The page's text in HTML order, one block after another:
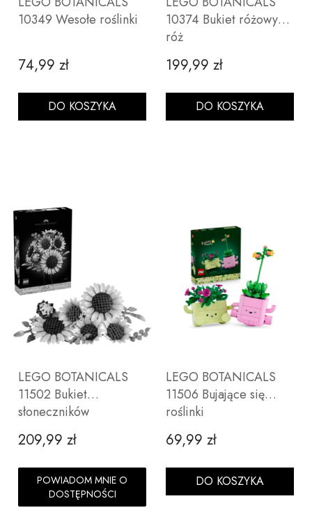
10349 Wesołe roślinki
Cena
74,99 zł
DO KOSZYKA
10374 Bukiet różowych
róż
Cena
199,99 zł
DO KOSZYKA
LEGO BOTANICALS
11502 Bukiet
słoneczników
Cena
209,99 zł
POWIADOM MNIE O
DOSTĘPNOŚCI
LEGO BOTANICALS
11506 Bujające się
roślinki
Cena
69,99 zł
DO KOSZYKA